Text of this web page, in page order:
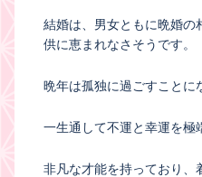
結婚は、男女ともに晩婚の
供に恵まれなさそうです。
晩年は孤独に過ごすことに
一生通して不運と幸運を極
非凡な才能を持っており、